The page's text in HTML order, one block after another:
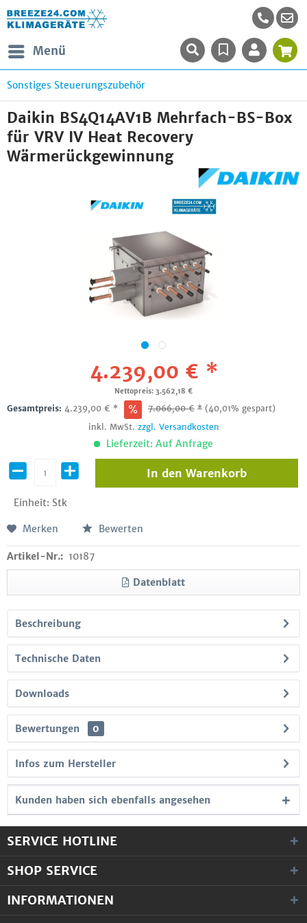
Menü
Sonstiges Steuerungszubehör
Daikin BS4Q14AV1B Mehrfach-BS-Box
für VRV IV Heat Recovery
Wärmerückgewinnung
4.239,00 € *
Nettopreis: 3.562,18 €
Gesamtpreis: 4.239,00 € * 7.066,00€ * (40,01% gespart)
inkl. MwSt. zzgl. Versandkosten
Lieferzeit: Auf Anfrage
Einheit: Stk
In den Warenkorb
Merken Bewerten
Artikel-Nr.: 10187
Datenblatt
Beschreibung
Technische Daten
Downloads
Bewertungen 0
Infos zum Hersteller
Kunden haben sich ebenfalls angesehen
SERVICE HOTLINE
SHOP SERVICE
INFORMATIONEN